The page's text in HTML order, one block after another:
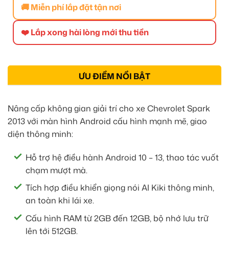
🚚 Miễn phí lắp đặt tận nơi
❤️ Lắp xong hài lòng mới thu tiền
ƯU ĐIỂM NỔI BẬT
Nâng cấp không gian giải trí cho xe Chevrolet Spark
2013 với màn hình Android cấu hình mạnh mẽ, giao
diện thông minh:
Hỗ trợ hệ điều hành Android 10 – 13, thao tác vuốt
chạm mượt mà.
Tích hợp điều khiển giọng nói AI Kiki thông minh,
an toàn khi lái xe.
Cấu hình RAM từ 2GB đến 12GB, bộ nhớ lưu trữ
lên tới 512GB.